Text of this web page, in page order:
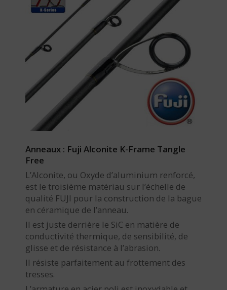
Anneaux : Fuji Alconite K-Frame Tangle
Free
L’Alconite, ou Oxyde d’aluminium renforcé,
est le troisième matériau sur l’échelle de
qualité FUJI pour la construction de la bague
en céramique de l’anneau.
Il est juste derrière le SiC en matière de
conductivité thermique, de sensibilité, de
glisse et de résistance à l’abrasion.
Il résiste parfaitement au frottement des
tresses.